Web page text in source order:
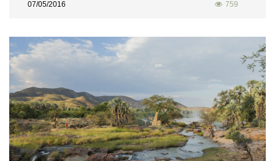
07/05/2016 759